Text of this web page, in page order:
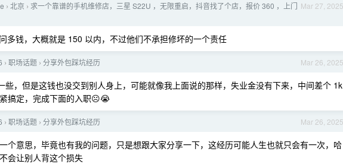
Mar 27, 2025
› 北京 › 求一个靠谱的手机维修店，三星 S22U ，无限重启，抖音找了个店，报价 360 ，上门
多钱，大概就是 150 以内，不过他们不承担修坏的一个责任
Mar 26, 2025
› 职场话题 › 分享外包踩坑经历
些，但是这钱也没交到别人身上，可能就像我上面说的那样，失业金没有下来，中间差个 1k
搞定，完成下面的入职☹️😭
Mar 26, 2025
› 职场话题 › 分享外包踩坑经历
个意思，毕竟也有我的问题，只是想跟大家分享一下，这经历可能人生也就只会有一次，哈
会让别人背这个损失